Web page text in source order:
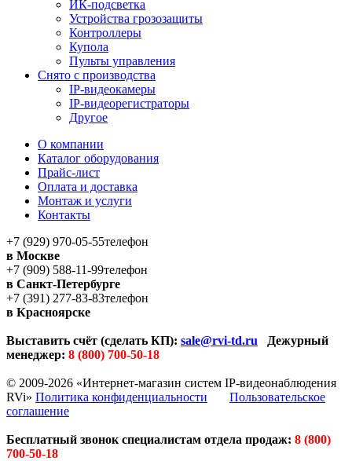
ИК-подсветка
Устройства грозозащиты
Контроллеры
Купола
Пульты управления
Снято с производства
IP-видеокамеры
IP-видеорегистраторы
Другое
О компании
Каталог оборудования
Прайс-лист
Оплата и доставка
Монтаж и услуги
Контакты
+7 (929) 970-05-55телефон
в Москве
+7 (909) 588-11-99телефон
в Санкт-Петербурге
+7 (391) 277-83-83телефон
в Красноярске
Выставить счёт (сделать КП): sale@rvi-td.ru
Дежурный
менеджер: 8 (800) 700-50-18
© 2009-2026 «Интернет-магазин систем IP-видеонаблюдения
RVi» Политика конфиденциальности
Пользовательское
соглашение
Бесплатный звонок специалистам отдела продаж: 8 (800)
700-50-18